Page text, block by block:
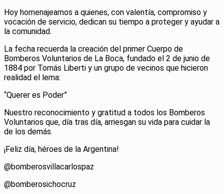
Hoy homenajeamos a quienes, con valentía, compromiso y
vocación de servicio, dedican su tiempo a proteger y ayudar a
la comunidad.
La fecha recuerda la creación del primer Cuerpo de
Bomberos Voluntarios de La Boca, fundado el 2 de junio de
1884 por Tomás Liberti y un grupo de vecinos que hicieron
realidad el lema:
“Querer es Poder”
Nuestro reconocimiento y gratitud a todos los Bomberos
Voluntarios que, día tras día, arriesgan su vida para cuidar la
de los demás.
¡Feliz día, héroes de la Argentina!
@bomberosvillacarlospaz
@bomberosichocruz